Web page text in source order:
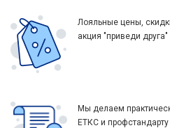
Лояльные цены,
акция "приведи
Мы делаем
ЕТКС и